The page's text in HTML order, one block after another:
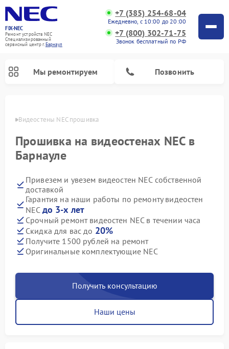
FIX-NEC
Ремонт устройств NEC
Специализированный
cервисный центр г.Барнаул
+7 (385) 254-68-04
Ежедневно, с 10:00 до 20:00
+7 (800) 302-71-75
Звонок бесплатный по РФ
Мы ремонтируем Позвонить
Видеостены NEC прошивка
Прошивка на видеостенах NEC в
Барнауле
Привезем и увезем видеостен NEC собственной
доставкой
Гарантия на наши работы по ремонту видеостен
NEC до 3-х лет
Срочный ремонт видеостен NEC в течении часа
Скидка для вас до 20%
Получите 1500 рублей на ремонт
Оригинальные комплектующие NEC
Получить консультацию
Наши цены